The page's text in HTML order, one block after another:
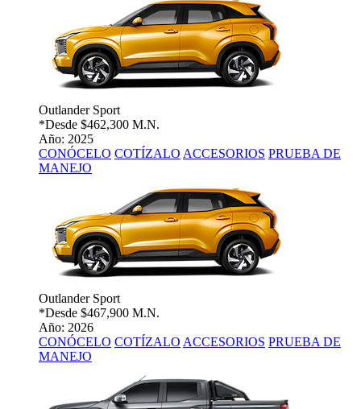
Outlander Sport
*Desde $462,300 M.N.
Año: 2025
CONÓCELO COTÍZALO ACCESORIOS PRUEBA DE
MANEJO
Outlander Sport
*Desde $467,900 M.N.
Año: 2026
CONÓCELO COTÍZALO ACCESORIOS PRUEBA DE
MANEJO